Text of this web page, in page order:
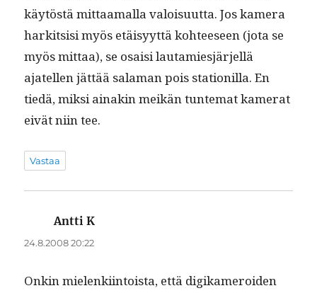
käytöstä mit­taa­mal­la val­oisu­ut­ta. Jos kam­era
hark­it­sisi myös etäisyyt­tä kohteeseen (jota se
myös mit­taa), se osaisi lau­tamiesjär­jel­lä
ajatellen jät­tää sala­man pois sta­tion­il­la. En
tiedä, mik­si ainakin meikän tun­tem­at kam­er­at
eivät niin tee.
Vastaa
Antti K
24.8.2008 20:22
Onkin mie­lenki­in­toista, että digikameroiden